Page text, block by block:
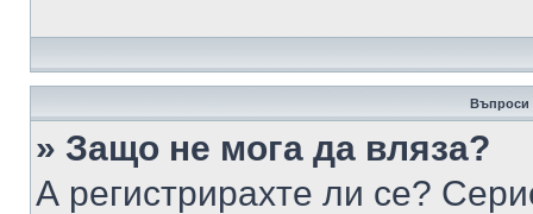
Въпроси
» Защо не мога да вляза?
А регистрирахте ли се?